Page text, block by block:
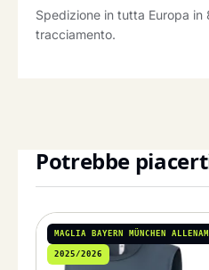
Spedizione in tutta Europa in
tracciamento.
Potrebbe
MAGLIA BAYERN MÜNCHEN
2025/2026